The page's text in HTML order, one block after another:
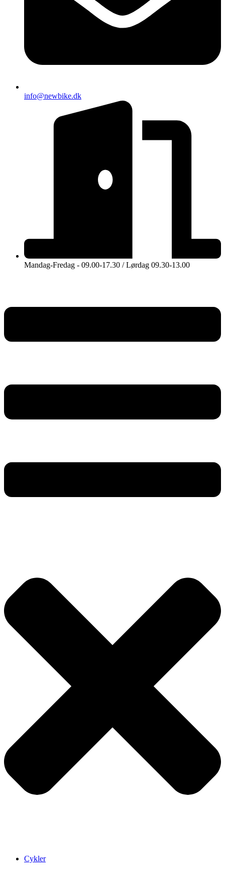
info@newbike.dk
Mandag-Fredag - 09.00-17.30 / Lørdag 09.30-13.00
Cykler